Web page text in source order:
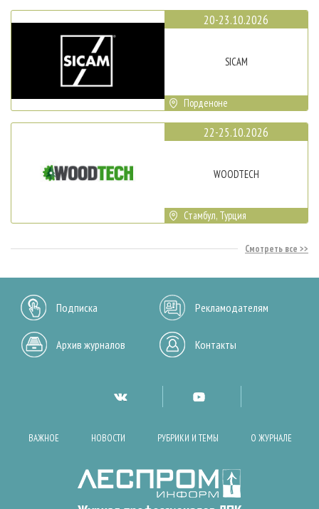
20-23.10.2026
SICAM
Порденоне
22-25.10.2026
WOODTECH
Стамбул, Турция
Смотреть все
Подписка Рекламодателям
Архив журналов Контакты
ВАЖНОЕ НОВОСТИ РУБРИКИ И ТЕМЫ О ЖУРНАЛЕ